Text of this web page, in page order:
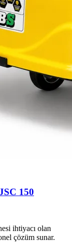
150
ihtiyacı olan
çözüm sunar.